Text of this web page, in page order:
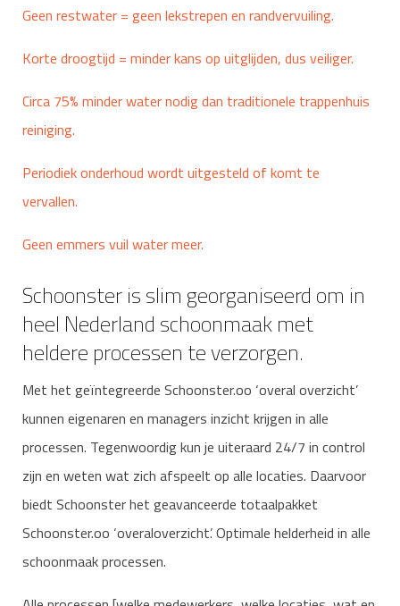
Geen restwater = geen lekstrepen en randvervuiling.
Korte droogtijd = minder kans op uitglijden, dus veiliger.
Circa 75% minder water nodig dan traditionele trappenhuis
reiniging.
Periodiek onderhoud wordt uitgesteld of komt te
vervallen.
Geen emmers vuil water meer.
Schoonster is slim georganiseerd om in
heel Nederland schoonmaak met
heldere processen te verzorgen.
Met het geïntegreerde Schoonster.oo ‘overal overzicht’
kunnen eigenaren en managers inzicht krijgen in alle
processen. Tegenwoordig kun je uiteraard 24/7 in control
zijn en weten wat zich afspeelt op alle locaties. Daarvoor
biedt Schoonster het geavanceerde totaalpakket
Schoonster.oo ‘overaloverzicht’. Optimale helderheid in alle
schoonmaak processen.